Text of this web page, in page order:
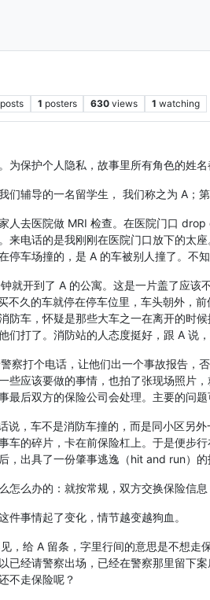
posts 1 posters 630 views 1 watching
为保护个人隐私，故事里所有角色的姓名
们辅导的一名留学生， 我们称之为 A；
人去医院做 MRI 检查。在医院门口
来电话的是我刚刚在医院门口放下的太
停车场撞的，是 A 的车被别人撞了。不
就开到了 A 的公寓。这是一片盖了应该
不久的车就停在停车位里，车头朝外，
防车，怀疑是那些大车之一在离开的时
们打了。消防站的人态度挺好，跟 A 说
察打个电话，让他们出一个事故报告，
些应该要做的事情，也拍了张现场照片
最后双方的保险公司会处理。主要的问
说，车不是消防车撞的，而是同小区另
车的碎片，卡在前保险杠上。于是便步
，出具了一份肇事逃逸（hit and run）的
怎么办的：就按常规，双方交换保险信
件事情起了变化，情节越变越狗血。
，给 A 留条，字里行间的意思是不想
已经请警察出场，已经在警察那里留下
不走保险呢？